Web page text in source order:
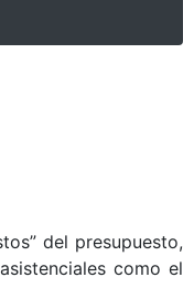
del presupuesto,
como el